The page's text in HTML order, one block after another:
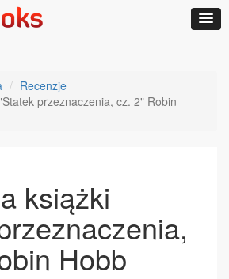
Recenzje
przeznaczenia, cz. 2" Robin
książki
Hobb